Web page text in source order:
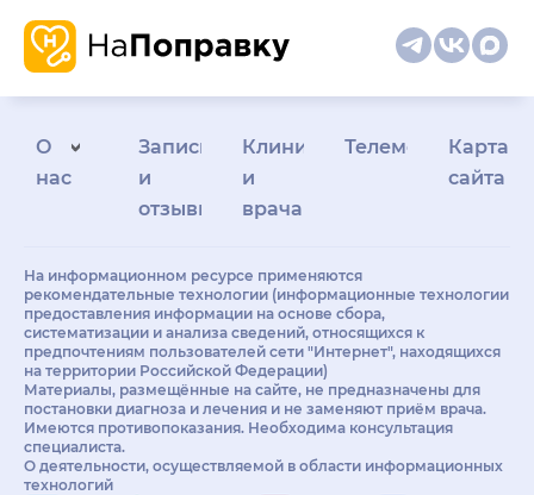
О
нас
Запись
и
отзывы
Клиникам
и
врачам
Телемедицина
Карта
сайта
На информационном ресурсе применяются
рекомендательные технологии (информационные технологии
предоставления информации на основе сбора,
систематизации и анализа сведений, относящихся к
предпочтениям пользователей сети "Интернет", находящихся
на территории Российской Федерации)
Материалы, размещённые на сайте, не предназначены для
постановки диагноза и лечения и не заменяют приём врача.
Имеются противопоказания. Необходима консультация
специалиста.
О деятельности, осуществляемой в области информационных
технологий